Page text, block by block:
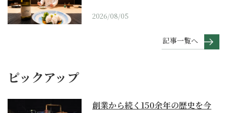
2026/08/05
記事一覧へ
ピックアップ
創業から続く150余年の歴史を今